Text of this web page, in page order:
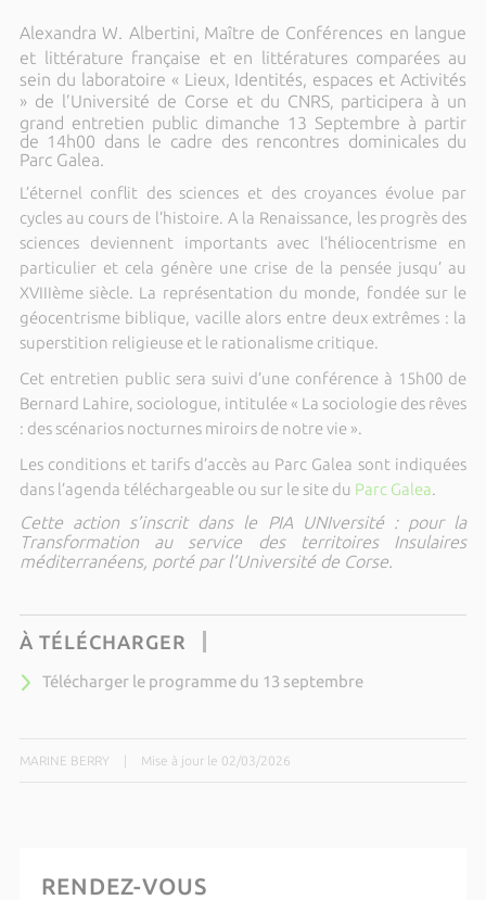
Alexandra W. Albertini, Maître de Conférences en langue
et littérature française et en littératures comparées au
sein du laboratoire « Lieux, Identités, espaces et Activités
» de l’Université de Corse et du CNRS, participera à un
grand entretien public dimanche 13 Septembre à partir
de 14h00 dans le cadre des rencontres dominicales du
Parc Galea.
L’éternel conflit des sciences et des croyances évolue par
cycles au cours de l’histoire. A la Renaissance, les progrès des
sciences deviennent importants avec l’héliocentrisme en
particulier et cela génère une crise de la pensée jusqu’ au
XVIIIème siècle. La représentation du monde, fondée sur le
géocentrisme biblique, vacille alors entre deux extrêmes : la
superstition religieuse et le rationalisme critique.
Cet entretien public sera suivi d’une conférence à 15h00 de
Bernard Lahire, sociologue, intitulée « La sociologie des rêves
: des scénarios nocturnes miroirs de notre vie ».
Les conditions et tarifs d’accès au Parc Galea sont indiquées
dans l’agenda téléchargeable ou sur le site du Parc Galea.
Cette action s’inscrit dans le PIA UNIversité : pour la
Transformation au service des territoires Insulaires
méditerranéens, porté par l’Université de Corse.
À TÉLÉCHARGER
Télécharger le programme du 13 septembre
MARINE BERRY Mise à jour le 02/03/2026
RENDEZ-VOUS